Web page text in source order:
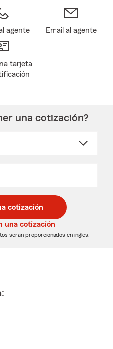
agente Email al agente
tarjeta
una cotización?
cotización
una cotización
serán proporcionados en inglés.